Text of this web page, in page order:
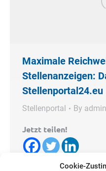
Cookie-
Maximale
Stellenanzeigen:
Stellenportal24.eu
Stellenportal By admin
Jetzt teilen!